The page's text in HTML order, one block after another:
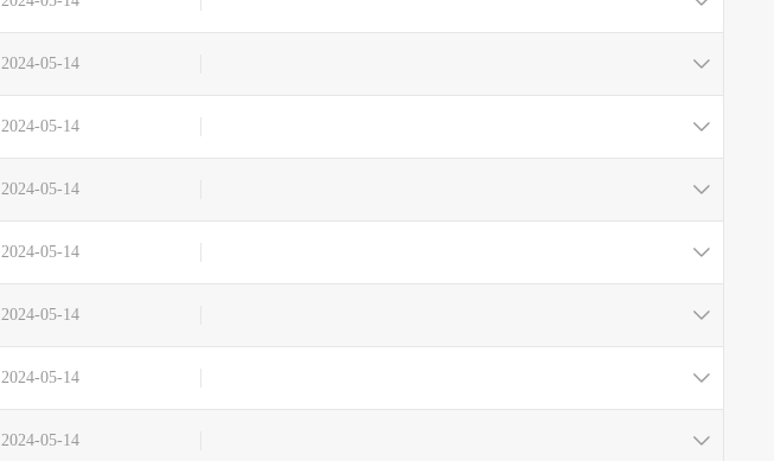
2024-05-14
2024-05-14
2024-05-14
2024-05-14
2024-05-14
2024-05-14
2024-05-14